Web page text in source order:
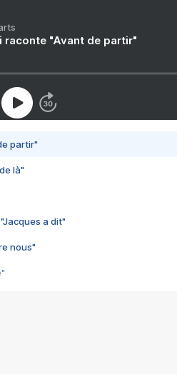
raconte "Avant de partir"
partir"
là"
a dit"
nous"